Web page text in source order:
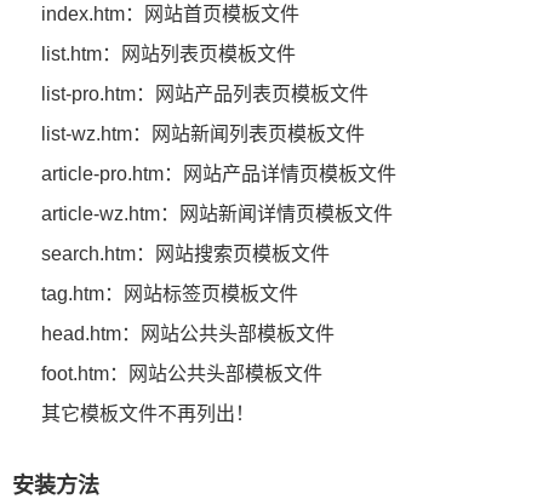
index.htm：网站首页模板文件
list.htm：网站列表页模板文件
list-pro.htm：网站产品列表页模板文件
list-wz.htm：网站新闻列表页模板文件
article-pro.htm：网站产品详情页模板文件
article-wz.htm：网站新闻详情页模板文件
search.htm：网站搜索页模板文件
tag.htm：网站标签页模板文件
head.htm：网站公共头部模板文件
foot.htm：网站公共头部模板文件
其它模板文件不再列出！
安装方法